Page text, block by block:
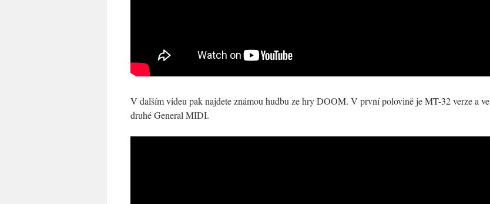
V dalším videu pak najdete známou hudbu ze hry DOOM. V první polovině je MT-32 verze a ve
druhé General MIDI.